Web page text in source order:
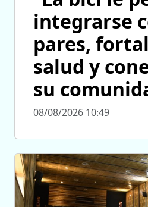
integrarse
pares,
salud y
su
08/08/2026 10:49